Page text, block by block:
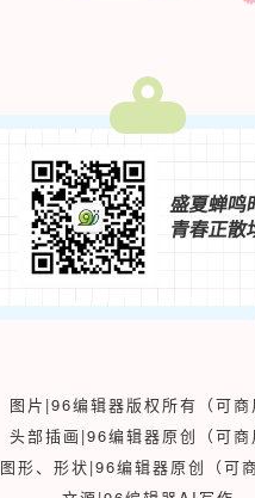
盛夏蝉鸣
青春正散
图片|96编辑器版权所有（可商
头部插画|96编辑器原创（可商
图形、形状|96编辑器原创（可商